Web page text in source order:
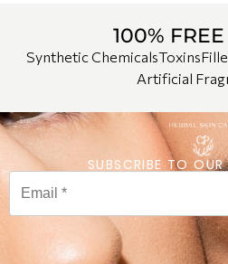
100%
Synthetic ChemicalsToxins
Artificial
SUBSCRIBE TO OUR